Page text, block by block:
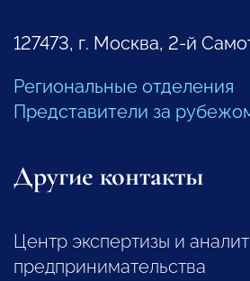
127473, г. Москва, 2-й
Региональные отделения
Представители за
Другие контакты
Центр экспертизы и
предпринимательства